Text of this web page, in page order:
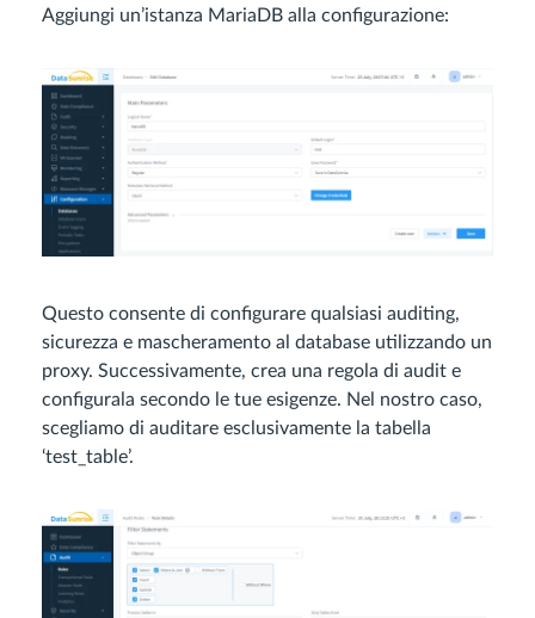
Aggiungi un’istanza MariaDB alla configurazione:
Questo consente di configurare qualsiasi auditing,
sicurezza e mascheramento al database utilizzando un
proxy. Successivamente, crea una regola di audit e
configurala secondo le tue esigenze. Nel nostro caso,
scegliamo di auditare esclusivamente la tabella
‘test_table’.